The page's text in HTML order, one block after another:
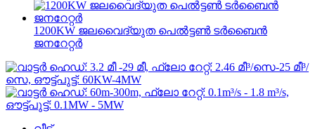
1200KW ജലവൈദ്യുത പെൽട്ടൺ ടർബൈൻ
ജനറേറ്റർ